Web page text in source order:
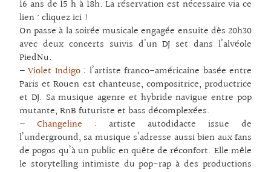
16 ans de 15 h à 18h. La réservation est nécessaire via ce
lien : cliquez ici !
On passe à la soirée musicale engagée ensuite dès 20h30
avec deux concerts suivis d’un DJ set dans l’alvéole
PiedNu.
–Violet Indigo: l’artiste franco-américaine basée entre
Paris et Rouen est chanteuse, compositrice, productrice
et DJ. Sa musique agenre et hybride navigue entre pop
mutante, RnB futuriste et bass décomplexées.
– Changeline : artiste autodidacte issue de
l’underground, sa musique s’adresse aussi bien aux fans
de pogos qu’à un public en quête de réconfort. Elle mêle
le storytelling intimiste du pop-rap à des productions